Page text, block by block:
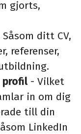
gjorts,
Såsom ditt CV,
referenser,
profil - Vilket
in om dig
till din
LinkedIn